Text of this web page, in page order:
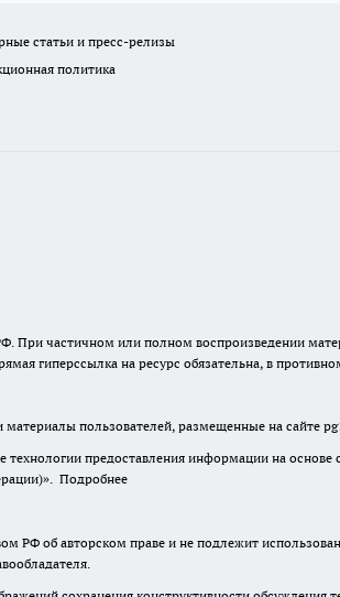
статьи и пресс-релизы
политика
частичном или полном воспроизведении
гиперссылка на ресурс обязательна, в
материалы пользователей, размещенные на сайте
предоставления информации на основе
Подробнее
РФ об авторском праве и не подлежит